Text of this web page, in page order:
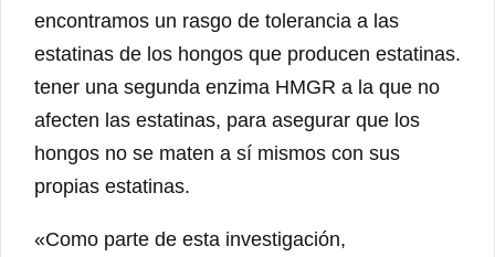
encontramos un rasgo de tolerancia a las
estatinas de los hongos que producen estatinas.
tener una segunda enzima HMGR a la que no
afecten las estatinas, para asegurar que los
hongos no se maten a sí mismos con sus
propias estatinas.
«Como parte de esta investigación,